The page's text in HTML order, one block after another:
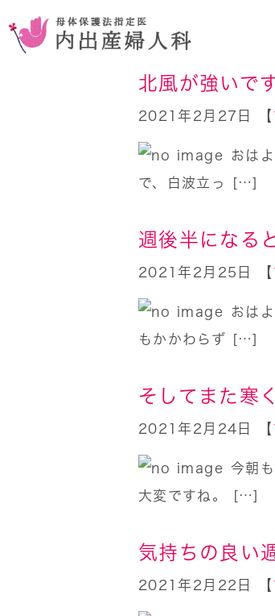
お腹を切らな
北風が強いです
2021年2月27日 【
おは
で、白波立っ […]
週後半になる
2021年2月25日 【
おは
もかかわらず […]
そしてまた寒
2021年2月24日 【
今朝
大変ですね。 […]
気持ちの良い
2021年2月22日 【